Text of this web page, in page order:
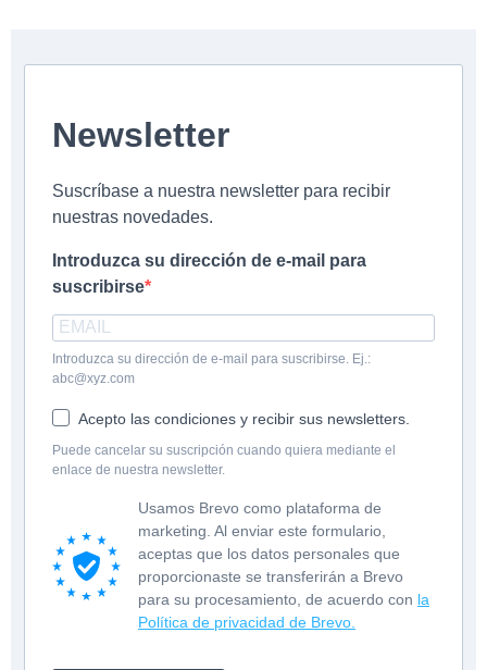
Newsletter
Suscríbase a nuestra newsletter para recibir
nuestras novedades.
Introduzca su dirección de e-mail para
suscribirse
Introduzca su dirección de e-mail para suscribirse. Ej.:
abc@xyz.com
Acepto las condiciones y recibir sus newsletters.
Puede cancelar su suscripción cuando quiera mediante el
enlace de nuestra newsletter.
Usamos Brevo como plataforma de
marketing. Al enviar este formulario,
aceptas que los datos personales que
proporcionaste se transferirán a Brevo
para su procesamiento, de acuerdo con la
Política de privacidad de Brevo.